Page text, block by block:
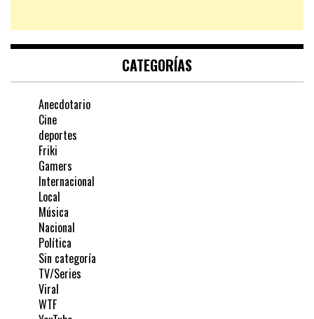
CATEGORÍAS
Anecdotario
Cine
deportes
Friki
Gamers
Internacional
Local
Música
Nacional
Política
Sin categoría
TV/Series
Viral
WTF